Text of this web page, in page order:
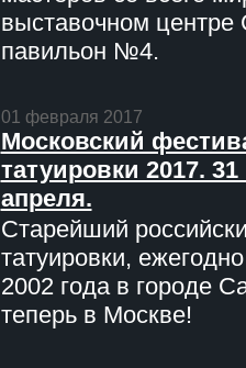
выставочном центре
павильон №4.
01 февраля 2017
Московский
татуировки 2017. 31
апреля.
Старейший
татуировки,
2002 года в городе
теперь в Москве!